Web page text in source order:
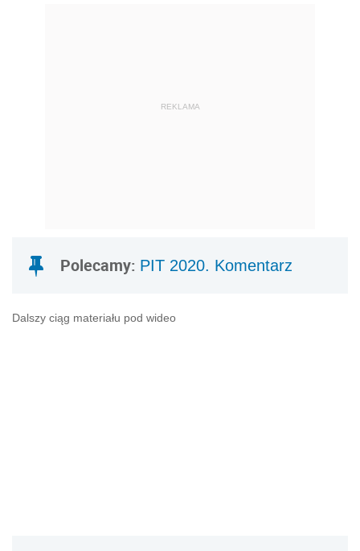
REKLAMA
Polecamy: PIT 2020. Komentarz
Dalszy ciąg materiału pod wideo